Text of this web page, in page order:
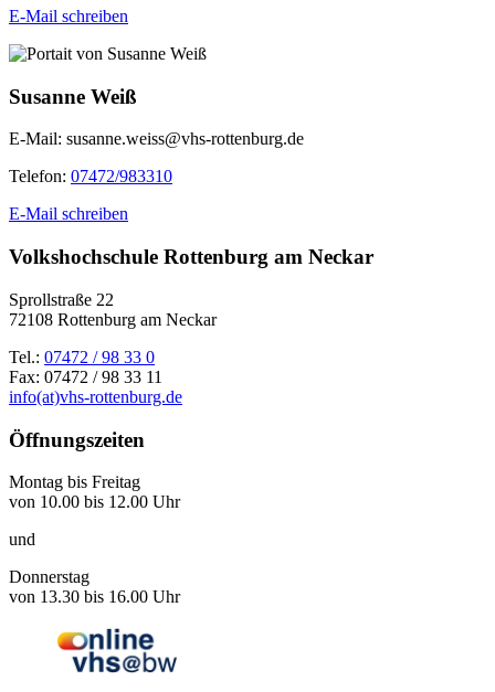
E-Mail schreiben
Susanne Weiß
E-Mail: susanne.weiss@vhs-rottenburg.de
Telefon: 07472/983310
E-Mail schreiben
Volkshochschule Rottenburg am Neckar
Sprollstraße 22
72108 Rottenburg am Neckar
Tel.: 07472 / 98 33 0
Fax: 07472 / 98 33 11
info(at)vhs-rottenburg.de
Öffnungszeiten
Montag bis Freitag
von 10.00 bis 12.00 Uhr
und
Donnerstag
von 13.30 bis 16.00 Uhr